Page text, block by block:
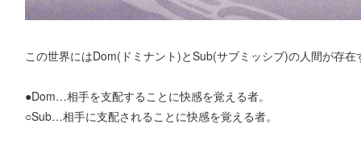
この世界にはDom(ドミナント)とSub(サブミッシブ)の人間が存在
●Dom…相手を支配することに快感を覚える者。
○Sub…相手に支配されることに快感を覚える者。